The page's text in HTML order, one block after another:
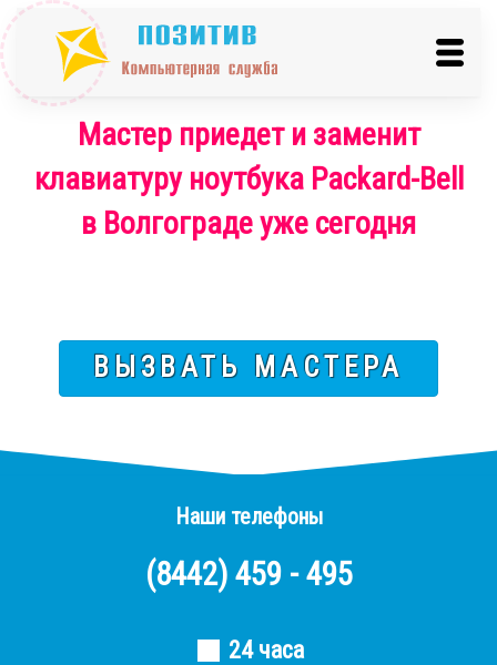
Мастер приедет и заменит
клавиатуру ноутбука Packard-Bell
в Волгограде уже сегодня
ВЫЗВАТЬ МАСТЕРА
Наши телефоны
(8442) 459 - 495
24 часа